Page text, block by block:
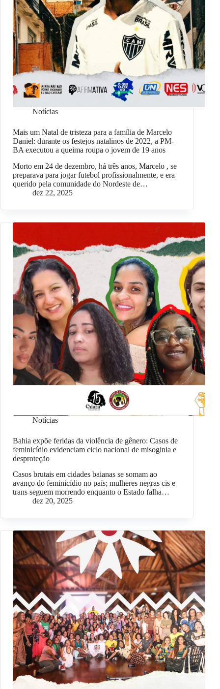
Notícias
Mais um Natal de tristeza para a família de Marcelo
Daniel: durante os festejos natalinos de 2022, a PM-
BA executou a queima roupa o jovem de 19 anos
Morto em 24 de dezembro, há três anos, Marcelo , se
preparava para jogar futebol profissionalmente, e era
querido pela comunidade do Nordeste de…
dez 22, 2025
Notícias
Bahia expõe feridas da violência de gênero: Casos de
feminicídio evidenciam ciclo nacional de misoginia e
desproteção
Casos brutais em cidades baianas se somam ao
avanço do feminicídio no país; mulheres negras cis e
trans seguem morrendo enquanto o Estado falha…
dez 20, 2025